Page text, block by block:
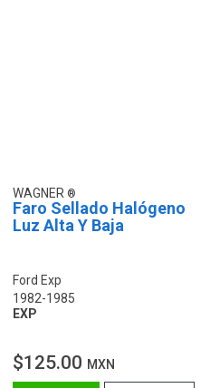
WAGNER
Faro Sellado Halógeno
Luz Alta Y Baja
Ford Exp
1982-1985
EXP
$125.00 MXN